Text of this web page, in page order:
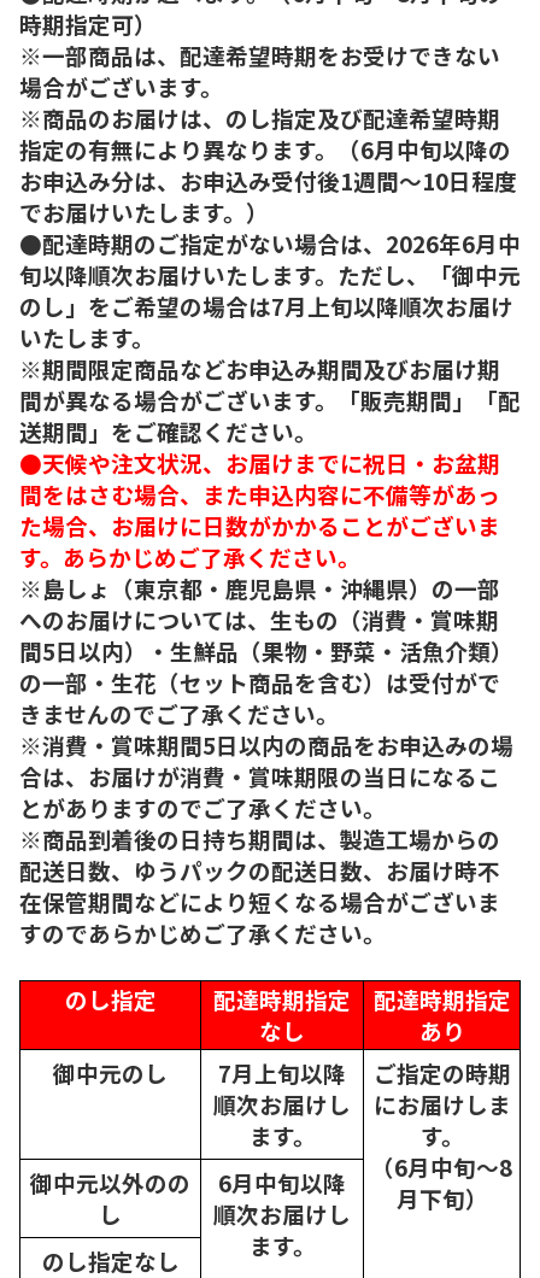
時期指定可）
※一部商品は、配達希望時期をお受けできない
場合がございます。
※商品のお届けは、のし指定及び配達希望時期
指定の有無により異なります。（6月中旬以降の
お申込み分は、お申込み受付後1週間～10日程度
でお届けいたします。）
●配達時期のご指定がない場合は、2026年6月中
旬以降順次お届けいたします。ただし、「御中元
のし」をご希望の場合は7月上旬以降順次お届け
いたします。
※期間限定商品などお申込み期間及びお届け期
間が異なる場合がございます。「販売期間」「配
送期間」をご確認ください。
●天候や注文状況、お届けまでに祝日・お盆期
間をはさむ場合、また申込内容に不備等があっ
た場合、お届けに日数がかかることがございま
す。あらかじめご了承ください。
※島しょ（東京都・鹿児島県・沖縄県）の一部
へのお届けについては、生もの（消費・賞味期
間5日以内）・生鮮品（果物・野菜・活魚介類）
の一部・生花（セット商品を含む）は受付がで
きませんのでご了承ください。
※消費・賞味期間5日以内の商品をお申込みの場
合は、お届けが消費・賞味期限の当日になるこ
とがありますのでご了承ください。
※商品到着後の日持ち期間は、製造工場からの
配送日数、ゆうパックの配送日数、お届け時不
在保管期間などにより短くなる場合がございま
すのであらかじめご了承ください。
のし指定
配達時期指定
なし
配達時期指定
あり
御中元のし
7月上旬以降
順次お届けし
ます。
ご指定の時期
にお届けしま
す。
（6月中旬～8
月下旬）
御中元以外のの
し
6月中旬以降
順次お届けし
ます。
のし指定なし